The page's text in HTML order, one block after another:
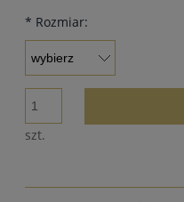
* Rozmiar:
szt.